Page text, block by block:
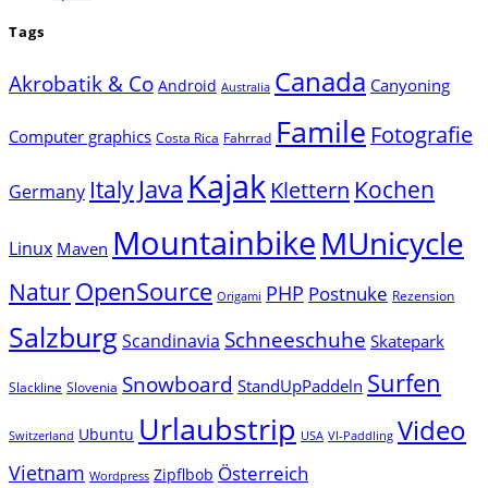
Tags
Akrobatik & Co Android Australia Canada Canyoning
Computer graphics Costa Rica Fahrrad Famile Fotografie
Germany Italy Java Kajak Klettern Kochen
Linux Maven MountainbikeMUnicycle
NaturOpenSource Origami PHP Postnuke Rezension
SalzburgScandinavia Schneeschuhe Skatepark
Slackline Slovenia Snowboard StandUpPaddeln Surfen
Switzerland Ubuntu Urlaubstrip USA VI-Paddling Video
Vietnam Wordpress Zipflbob Österreich